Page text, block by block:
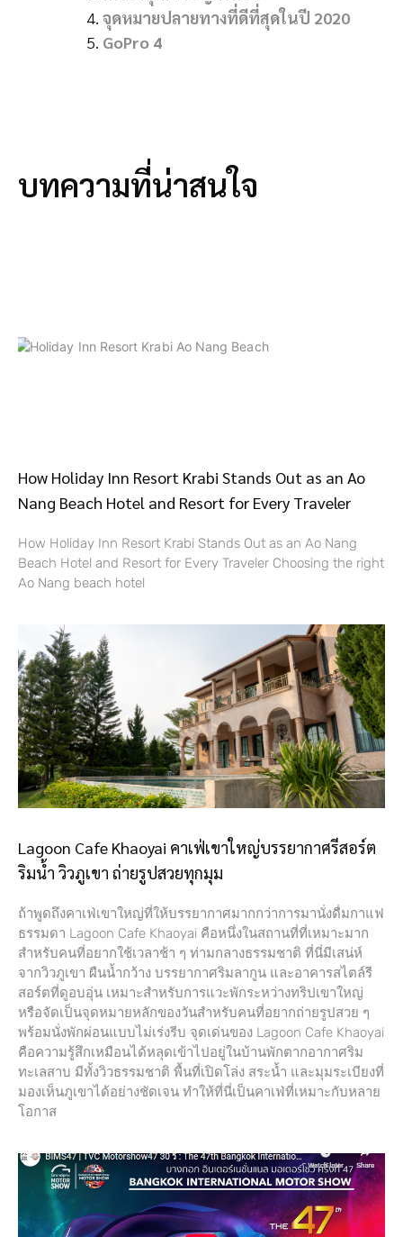
จุดหมายปลายทางที่ดีที่สุดในปี 2020
GoPro 4
บทความที่น่าสนใจ
How Holiday Inn Resort Krabi Stands Out as an Ao
Nang Beach Hotel and Resort for Every Traveler
How Holiday Inn Resort Krabi Stands Out as an Ao Nang
Beach Hotel and Resort for Every Traveler Choosing the right
Ao Nang beach hotel
Lagoon Cafe Khaoyai คาเฟ่เขาใหญ่บรรยากาศรีสอร์ต
ริมน้ำ วิวภูเขา ถ่ายรูปสวยทุกมุม
ถ้าพูดถึงคาเฟ่เขาใหญ่ที่ให้บรรยากาศมากกว่าการมานั่งดื่มกาแฟ
ธรรมดา Lagoon Cafe Khaoyai คือหนึ่งในสถานที่ที่เหมาะมาก
สำหรับคนที่อยากใช้เวลาช้า ๆ ท่ามกลางธรรมชาติ ที่นี่มีเสน่ห์
จากวิวภูเขา ผืนน้ำกว้าง บรรยากาศริมลากูน และอาคารสไตล์รี
สอร์ตที่ดูอบอุ่น เหมาะสำหรับการแวะพักระหว่างทริปเขาใหญ่
หรือจัดเป็นจุดหมายหลักของวันสำหรับคนที่อยากถ่ายรูปสวย ๆ
พร้อมนั่งพักผ่อนแบบไม่เร่งรีบ จุดเด่นของ Lagoon Cafe Khaoyai
คือความรู้สึกเหมือนได้หลุดเข้าไปอยู่ในบ้านพักตากอากาศริม
ทะเลสาบ มีทั้งวิวธรรมชาติ พื้นที่เปิดโล่ง สระน้ำ และมุมระเบียงที่
มองเห็นภูเขาได้อย่างชัดเจน ทำให้ที่นี่เป็นคาเฟ่ที่เหมาะกับหลาย
โอกาส